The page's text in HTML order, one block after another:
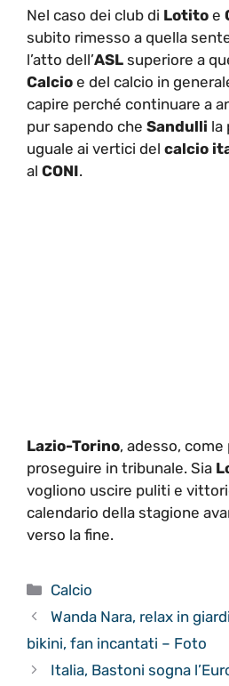
Nel caso dei club di Lotito e
subito rimesso a quella
l’atto dell’ASL superiore a
Calcio e del calcio in
capire perché continuare a
pur sapendo che Sandulli la
uguale ai vertici del calcio
al CONI.
Lazio-Torino, adesso,
proseguire in tribunale. Sia
vogliono uscire puliti e
calendario della stagione
verso la fine.
Categorie
Calcio
Wanda Nara, relax in
bikini, fan incantati – Foto
Italia, Bastoni sogna